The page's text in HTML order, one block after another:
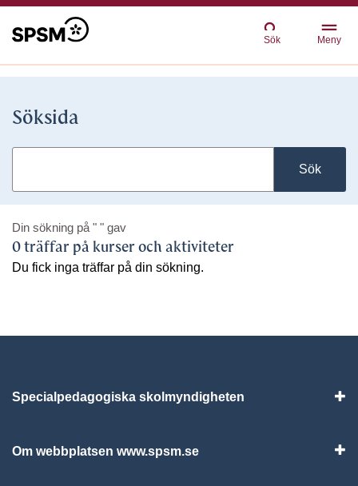
Sök Meny
Söksida
Sök
Din sökning på " " gav
0 träffar på kurser och aktiviteter
Du fick inga träffar på din sökning.
Specialpedagogiska skolmyndigheten
Om webbplatsen www.spsm.se